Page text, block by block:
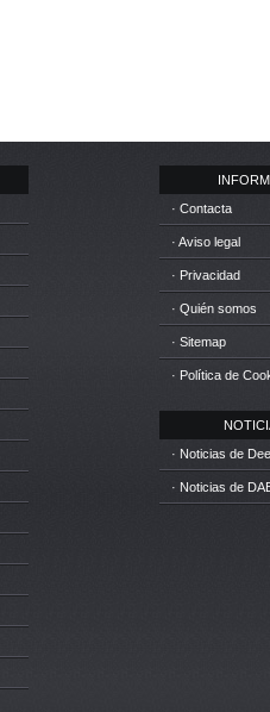
· Contacta
· Aviso legal
· Privacidad
· Quién somos
· Sitemap
· Política de
· Noticias de
· Noticias de